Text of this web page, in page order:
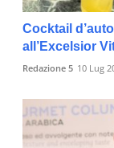
Cocktail
all’Excelsior
Redazione 5 10 Lug